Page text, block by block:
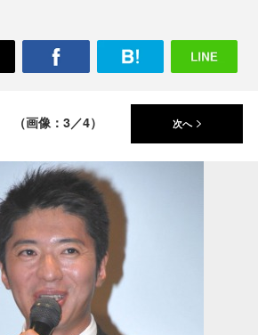
（画像：3／4） 次へ